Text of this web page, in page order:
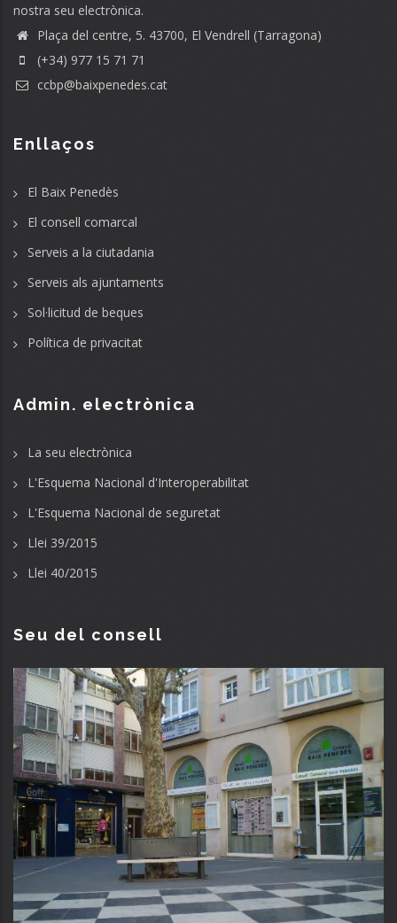
nostra seu electrònica.
Plaça del centre, 5. 43700, El Vendrell (Tarragona)
(+34) 977 15 71 71
ccbp@baixpenedes.cat
Enllaços
El Baix Penedès
El consell comarcal
Serveis a la ciutadania
Serveis als ajuntaments
Sol·licitud de beques
Política de privacitat
Admin. electrònica
La seu electrònica
L'Esquema Nacional d'Interoperabilitat
L'Esquema Nacional de seguretat
Llei 39/2015
Llei 40/2015
Seu del consell